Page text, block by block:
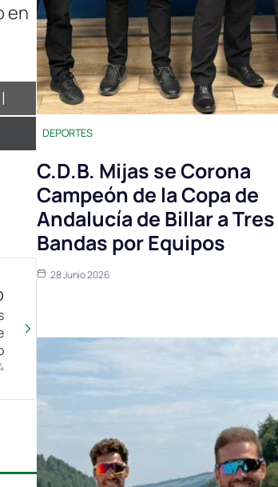
en
DEPORTES
C.D.B. Mijas se Corona
Campeón de la Copa de
Andalucía de Billar a Tres
Bandas por Equipos
28 Junio 2026